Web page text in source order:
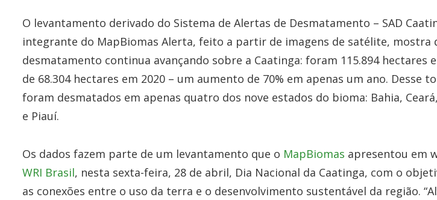
O levantamento derivado do Sistema de Alertas de Desmatamento – SAD
integrante do MapBiomas Alerta, feito a partir de imagens de satélite, mostra
desmatamento continua avançando sobre a Caatinga: foram 115.894 hectares
de 68.304 hectares em 2020 – um aumento de 70% em apenas um ano. Desse
foram desmatados em apenas quatro dos nove estados do bioma: Bahia,
e Piauí.
Os dados fazem parte de um levantamento que o MapBiomas apresentou em
WRI Brasil, nesta sexta-feira, 28 de abril, Dia Nacional da Caatinga, com o
as conexões entre o uso da terra e o desenvolvimento sustentável da região.